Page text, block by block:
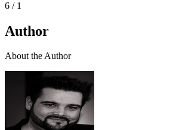
6 / 1
Author
About the Author